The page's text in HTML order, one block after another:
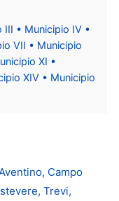
III • Municipio IV •
VII • Municipio
XI •
XIV • Municipio
Campo
Trevi,